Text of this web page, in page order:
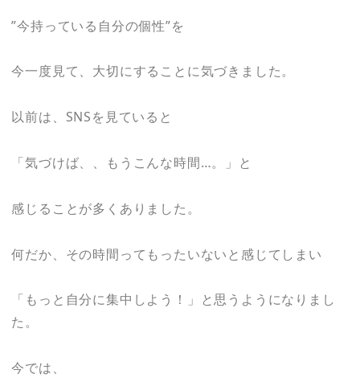
”今持っている自分の個性”を
今一度見て、大切にすることに気づきました。
以前は、SNSを見ていると
「気づけば、、もうこんな時間…。」と
感じることが多くありました。
何だか、その時間ってもったいないと感じてしまい
「もっと自分に集中しよう！」と思うようになりまし
た。
今では、